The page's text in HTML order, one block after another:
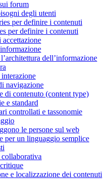
forum
degli utenti
per definire i contenuti
per definire i contenuti
dell’informazione
navigazione
di contenuto (content type)
e standard
controllati e tassonomie
le persone sul web
per un linguaggio semplice
e localizzazione dei contenuti